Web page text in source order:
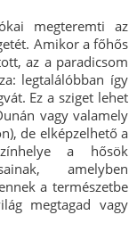
megteremti az
Amikor a főhős
az a paradicsom
legtalálóbban így
Ez a sziget lehet
vagy valamely
de elképzelhető a
a hősök
amelyben
a természetbe
megtagad vagy